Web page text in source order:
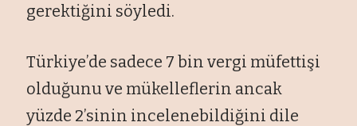
gerektiğini söyledi.
Türkiye’de sadece 7 bin vergi müfettişi
olduğunu ve mükelleflerin ancak
yüzde 2’sinin incelenebildiğini dile